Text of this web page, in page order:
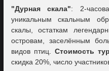
"Дурная скала": 2-
уникальным скальным
скалы, остаткам
островам, заселённым
видов птиц.Стоимость
скидка 20%, число